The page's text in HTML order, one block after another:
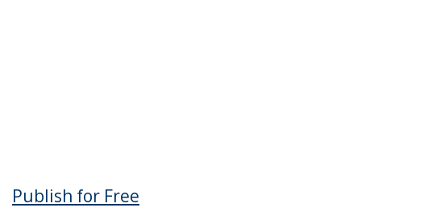
Publish for Free